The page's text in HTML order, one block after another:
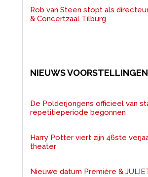
Rob van Steen stopt als
& Concertzaal Tilburg
NIEUWS VOORSTELLINGEN
De Polderjongens officieel van
repetitieperiode begonnen
Harry Potter viert zijn 46ste
theater
Nieuwe datum Première &